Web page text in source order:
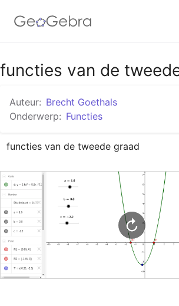
Google Classroom
GeoGebra Klaslokaal
Aanmelden
functies van de
Auteur: Brecht Goethals
Onderwerp: Functies
functies van de tweede graad